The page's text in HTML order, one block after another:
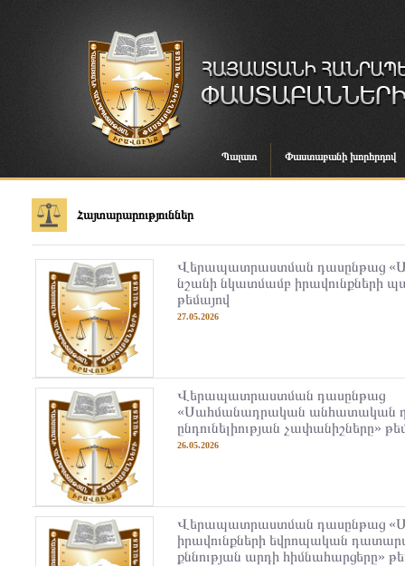
Պալատ Փաստաբանի խորհրդով
Հայտարարություններ
Վերապատրաստման դասընթաց
նշանի նկատմամբ իրավունքների
թեմայով
27.05.2026
Վերապատրաստման դասընթաց
«Սահմանադրական անհատական
ընդունելիության չափանիշները»
26.05.2026
Վերապատրաստման դասընթաց
իրավունքների եվրոպական
քննության արդի հիմնահարցերը»